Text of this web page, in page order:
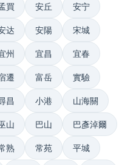
買 安丘 安宁
达 安陽 宋城
州 宜昌 宜春
遷 富岳 實驗
昌 小港 山海關
山 巴山 巴彥淖爾
熟 常苑 平城